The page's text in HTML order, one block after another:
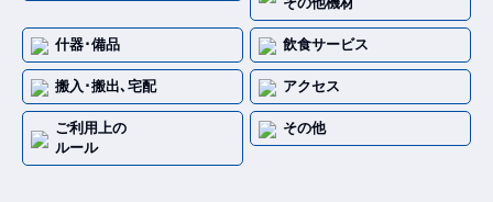
什器･備品 飲食サービス
搬入･搬出､宅配 アクセス
ご利用上の
ルール
その他